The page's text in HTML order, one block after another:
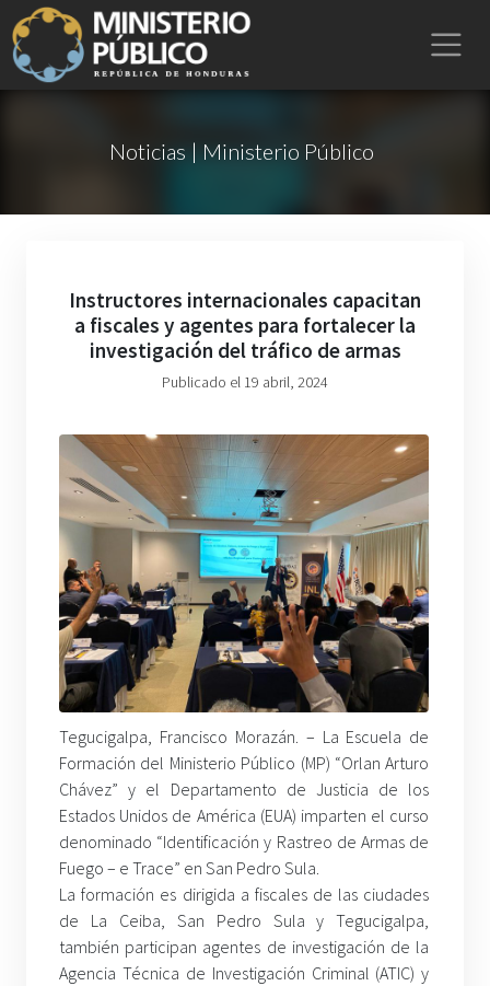
Noticias | Ministerio Público
Instructores internacionales capacitan
a fiscales y agentes para fortalecer la
investigación del tráfico de armas
Publicado el 19 abril, 2024
Tegucigalpa, Francisco Morazán. – La Escuela de
Formación del Ministerio Público (MP) “Orlan Arturo
Chávez” y el Departamento de Justicia de los
Estados Unidos de América (EUA) imparten el curso
denominado “Identificación y Rastreo de Armas de
Fuego – e Trace” en San Pedro Sula.
La formación es dirigida a fiscales de las ciudades
de La Ceiba, San Pedro Sula y Tegucigalpa,
también participan agentes de investigación de la
Agencia Técnica de Investigación Criminal (ATIC) y